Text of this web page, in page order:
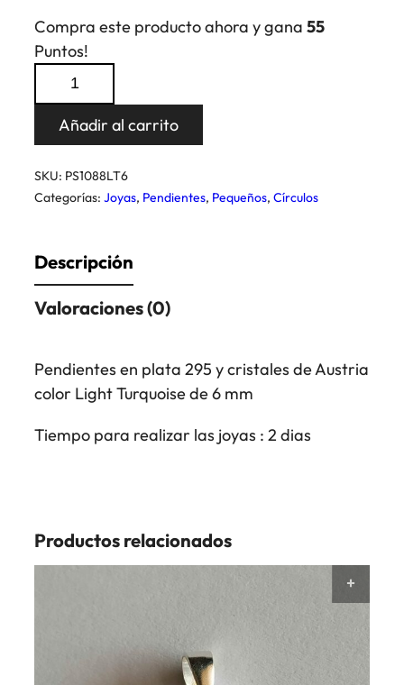
Compra este producto ahora y gana 55
Puntos!
Pendientes
Xirius
Chaton
SS29
Light
Turquoise
Añadir al carrito
SKU: PS1088LT6
Categorías: Joyas, Pendientes, Pequeños, Círculos
Descripción
Valoraciones (0)
Pendientes en plata 295 y cristales de Austria
color Light Turquoise de 6 mm
Tiempo para realizar las joyas : 2 dias
Productos relacionados